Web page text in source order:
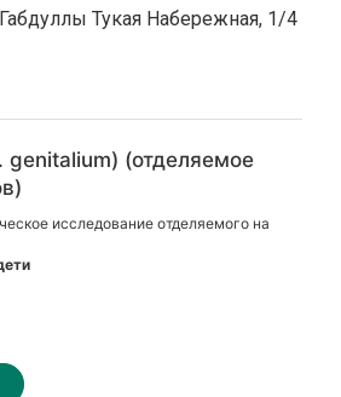
Тукая Набережная, 1/4
(отделяемое
исследование отделяемого на